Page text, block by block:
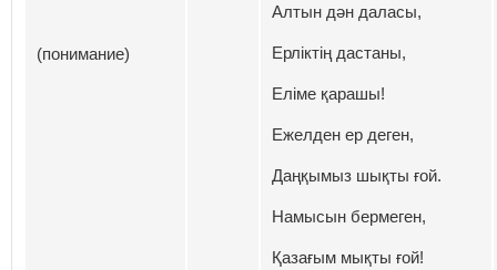
(понимание)
Алтын дән даласы,
Ерліктің дастаны,
Еліме қарашы!
Ежелден ер деген,
Даңқымыз шықты ғой.
Намысын бермеген,
Қазағым мықты ғой!